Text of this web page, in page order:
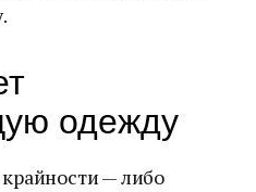
одежду
— либо